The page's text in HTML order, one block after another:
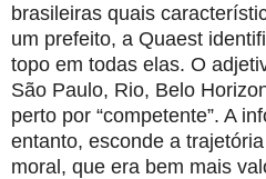
brasileiras quais
um prefeito, a Quaest
topo em todas elas. O
São Paulo, Rio, Belo
perto por “competente”. A
entanto, esconde a
moral, que era bem mais